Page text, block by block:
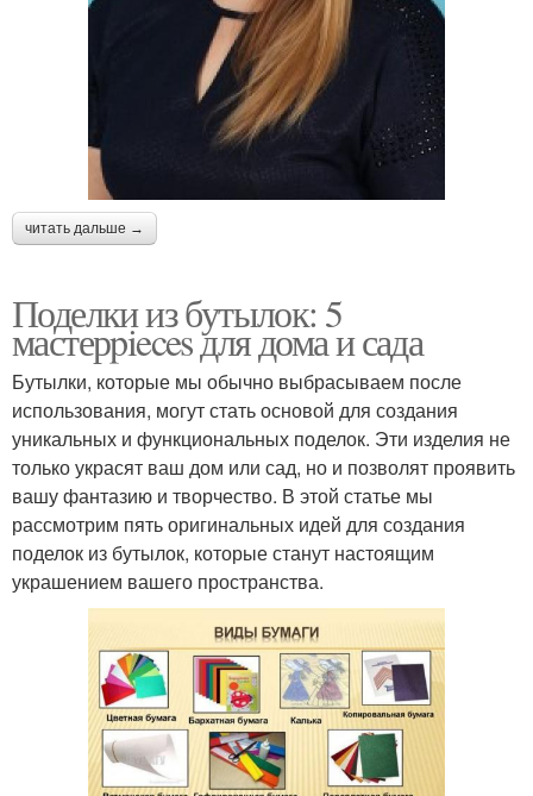
читать дальше →
Поделки из бутылок: 5
мастерpieces для дома и сада
Бутылки, которые мы обычно выбрасываем после
использования, могут стать основой для создания
уникальных и функциональных поделок. Эти изделия не
только украсят ваш дом или сад, но и позволят проявить
вашу фантазию и творчество. В этой статье мы
рассмотрим пять оригинальных идей для создания
поделок из бутылок, которые станут настоящим
украшением вашего пространства.